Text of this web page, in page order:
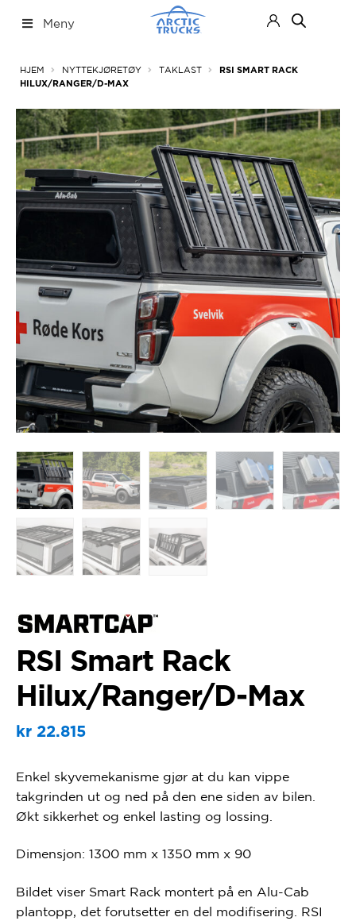
til
til
Meny
HJEM NYTTEKJØRETØY TAKLAST
RSI SMART RACK
HILUX/RANGER/D-MAX
RSI Smart Rack
Hilux/Ranger/D-Max
kr22.815
Enkel skyvemekanisme gjør at du kan vippe
takgrinden ut og ned på den ene siden av bilen.
Økt sikkerhet og enkel lasting og lossing.
Dimensjon: 1300 mm x 1350 mm x 90
Bildet viser Smart Rack montert på en Alu-Cab
plantopp, det forutsetter en del modifisering. RSI